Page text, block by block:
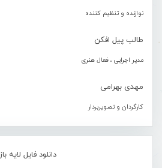
نوازنده و تنظیم کننده
طالب پیل افکن
مدیر اجرایی ، فعال هنری
مهدی بهرامی
کارگردان و تصویربردار
دانلود فایل لایه باز